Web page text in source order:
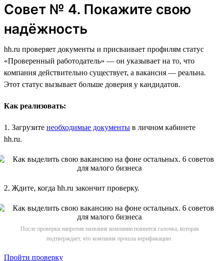
Совет № 4. Покажите свою
надёжность
hh.ru проверяет документы и присваивает профилям статус
«Проверенный работодатель» — он указывает на то, что
компания действительно существует, а вакансия — реальна.
Этот статус вызывает больше доверия у кандидатов.
Как реализовать:
1. Загрузите необходимые документы в личном кабинете
hh.ru.
2. Ждите, когда hh.ru закончит проверку.
После проверки напротив названия компании появится галочка, которая
подтверждает, что компания прошла верификацию.
Пройти проверку